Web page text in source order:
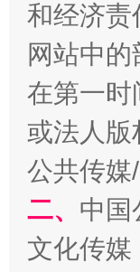
“刷
和经济责
网站中
在第一时
或法人版
公共传媒
二、 中国
文化传